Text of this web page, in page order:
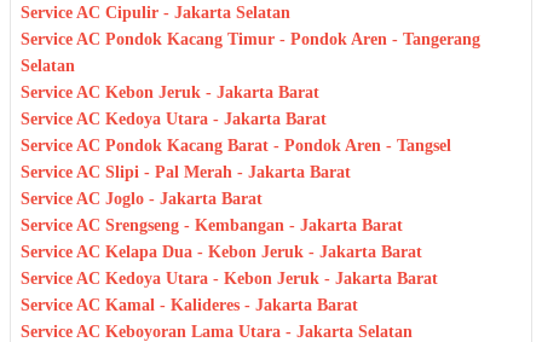
Service AC Cipulir - Jakarta Selatan
Service AC Pondok Kacang Timur - Pondok Aren - Tangerang
Selatan
Service AC Kebon Jeruk - Jakarta Barat
Service AC Kedoya Utara - Jakarta Barat
Service AC Pondok Kacang Barat - Pondok Aren - Tangsel
Service AC Slipi - Pal Merah - Jakarta Barat
Service AC Joglo - Jakarta Barat
Service AC Srengseng - Kembangan - Jakarta Barat
Service AC Kelapa Dua - Kebon Jeruk - Jakarta Barat
Service AC Kedoya Utara - Kebon Jeruk - Jakarta Barat
Service AC Kamal - Kalideres - Jakarta Barat
Service AC Keboyoran Lama Utara - Jakarta Selatan